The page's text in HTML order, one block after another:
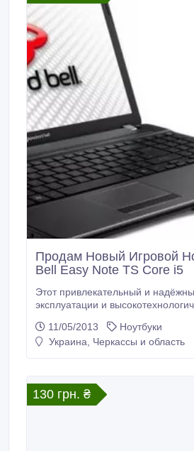
Продам Новый Игровой
Bell Easy Note TS Core i5
Этот привлекательный и
эксплуатации и
социальным сетям с помощью
клавиши, энергосберегающий процессор,
Серия EasyNote предлагает
ноутбуков с современным
11/05/2013
Ноутбуки
Украина, Черкассы и область
130 грн. ₴